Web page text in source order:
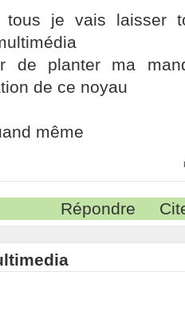
tous je vais laisser
de planter ma
de ce noyau
même
Répondre